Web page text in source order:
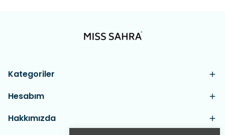
Kategoriler
Hesabım
Hakkımızda